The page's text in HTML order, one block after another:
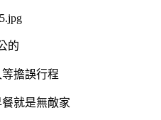
的
擔誤行程
就是無敵家